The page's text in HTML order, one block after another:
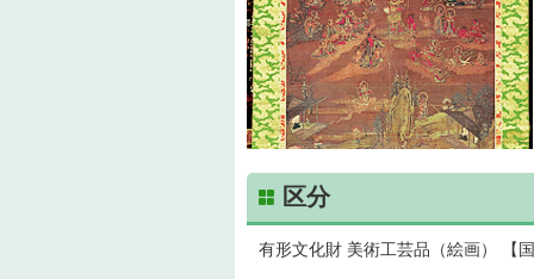
区分
有形文化財 美術工芸品（絵画） 【